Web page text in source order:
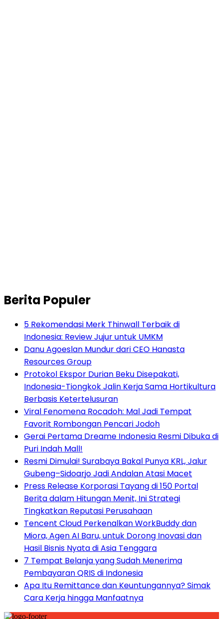
Berita Populer
5 Rekomendasi Merk Thinwall Terbaik di
Indonesia: Review Jujur untuk UMKM
Danu Agoeslan Mundur dari CEO Hanasta
Resources Group
Protokol Ekspor Durian Beku Disepakati,
Indonesia-Tiongkok Jalin Kerja Sama Hortikultura
Berbasis Ketertelusuran
Viral Fenomena Rocadoh: Mal Jadi Tempat
Favorit Rombongan Pencari Jodoh
Gerai Pertama Dreame Indonesia Resmi Dibuka di
Puri Indah Mall!
Resmi Dimulai! Surabaya Bakal Punya KRL, Jalur
Gubeng–Sidoarjo Jadi Andalan Atasi Macet
Press Release Korporasi Tayang di 150 Portal
Berita dalam Hitungan Menit, Ini Strategi
Tingkatkan Reputasi Perusahaan
Tencent Cloud Perkenalkan WorkBuddy dan
Miora, Agen AI Baru, untuk Dorong Inovasi dan
Hasil Bisnis Nyata di Asia Tenggara
7 Tempat Belanja yang Sudah Menerima
Pembayaran QRIS di Indonesia
Apa Itu Remittance dan Keuntungannya? Simak
Cara Kerja hingga Manfaatnya